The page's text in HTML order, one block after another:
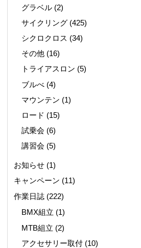
グラベル (2)
サイクリング (425)
シクロクロス (34)
その他 (16)
トライアスロン (5)
ブルべ (4)
マウンテン (1)
ロード (15)
試乗会 (6)
講習会 (5)
お知らせ(1)
キャンペーン (11)
作業日誌(222)
BMX組立 (1)
MTB組立 (2)
アクセサリー取付 (10)